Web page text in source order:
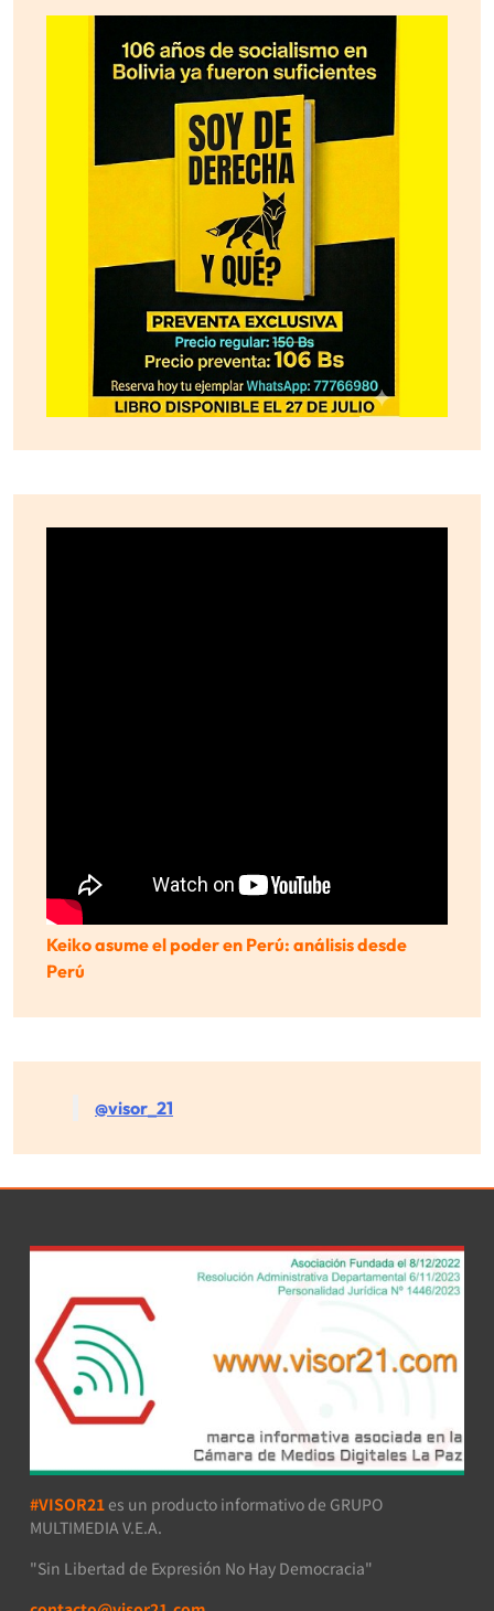
Keiko asume el poder en Perú: análisis desde
Perú
@visor_21
#VISOR21 es un producto informativo de GRUPO
MULTIMEDIA V.E.A.
"Sin Libertad de Expresión No Hay Democracia"